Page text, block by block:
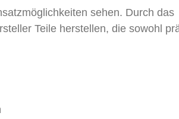
sehen. Durch das
Teile herstellen, die sowohl